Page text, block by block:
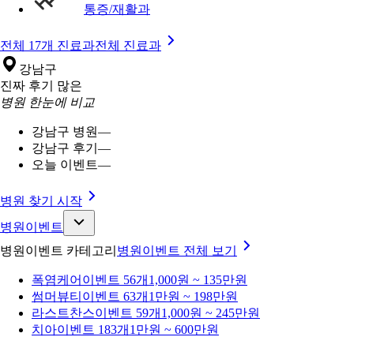
통증/재활과
전체 17개 진료과전체 진료과
강남구
진짜 후기 많은
병원 한눈에 비교
강남구 병원—
강남구 후기 —
오늘 이벤트—
병원 찾기 시작
병원이벤트
병원이벤트 카테고리 병원이벤트 전체 보기
폭염케어 이벤트 56개 1,000원 ~ 135만원
썸머뷰티 이벤트 63개 1만원 ~ 198만원
라스트찬스이벤트 59개 1,000원 ~ 245만원
치아이벤트 183개 1만원 ~ 600만원